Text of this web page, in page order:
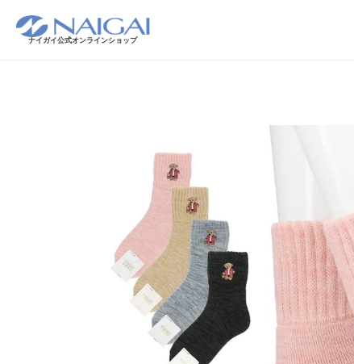
ナイガイ公式オンラインショップ